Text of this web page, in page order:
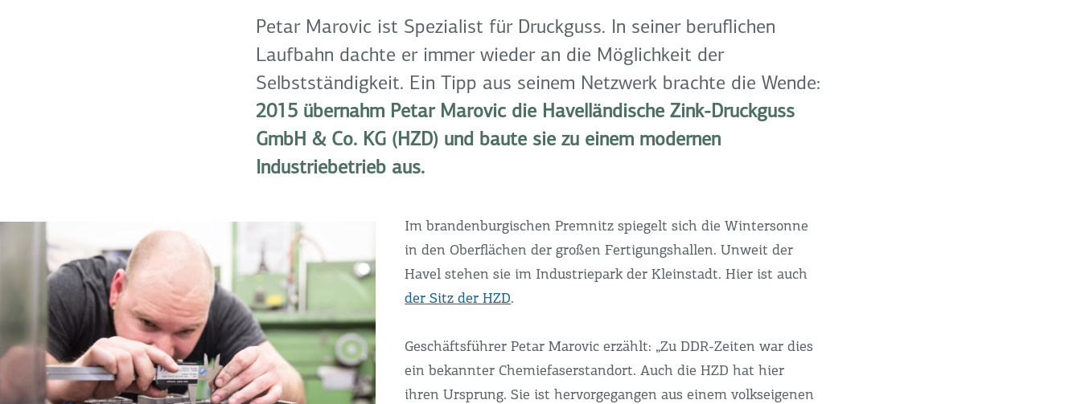
Petar Marovic ist Spezialist für Druckguss. In seiner beruflichen
Laufbahn dachte er immer wieder an die Möglichkeit der
Selbstständigkeit. Ein Tipp aus seinem Netzwerk brachte die Wende:
2015 übernahm Petar Marovic die Havelländische Zink-Druckguss
GmbH & Co. KG (HZD) und baute sie zu einem modernen
Industriebetrieb aus.
Im brandenburgischen Premnitz spiegelt sich die Wintersonne
in den Oberflächen der großen Fertigungshallen. Unweit der
Havel stehen sie im Industriepark der Kleinstadt. Hier ist auch
der Sitz der HZD.
Geschäftsführer Petar Marovic erzählt: „Zu DDR-Zeiten war dies
ein bekannter Chemiefaserstandort. Auch die HZD hat hier
ihren Ursprung. Sie ist hervorgegangen aus einem volkseigenen